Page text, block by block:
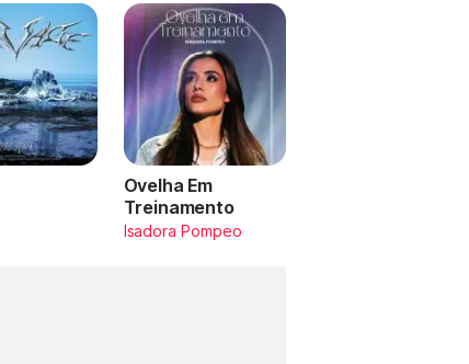
Ovelha Em
Treinamento
Isadora Pompeo